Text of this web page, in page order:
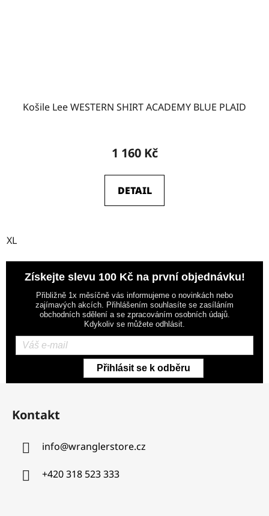
Košile Lee WESTERN SHIRT ACADEMY BLUE PLAID
1 160 Kč
DETAIL
XL
Získejte slevu 100 Kč na první objednávku!
Přibližně 1x měsíčně vás informujeme o novinkách nebo
zajímavých akcích. Přihlášením souhlasíte se zasíláním
obchodních sdělení a se zpracováním osobních údajů.
Kdykoliv se můžete odhlásit.
Přihlásit se k odběru
Z
Kontakt
info@wranglerstore.cz
+420 318 523 333